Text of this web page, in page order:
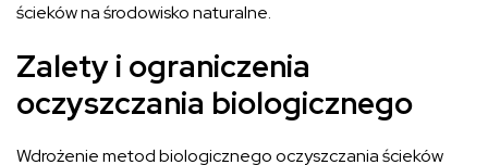
ścieków na środowisko naturalne.
Zalety i ograniczenia
oczyszczania biologicznego
Wdrożenie metod biologicznego oczyszczania ścieków